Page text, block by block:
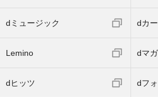
dミュージック dカ
Lemino dマ
dヒッツ dフ